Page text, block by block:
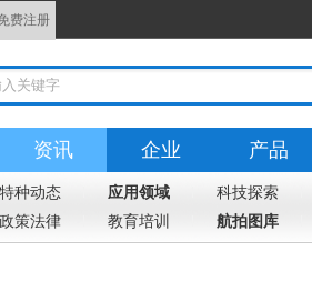
费注册
资讯 企业 产品
特种动态 应用领域 科技探索
政策法律 教育培训 航拍图库